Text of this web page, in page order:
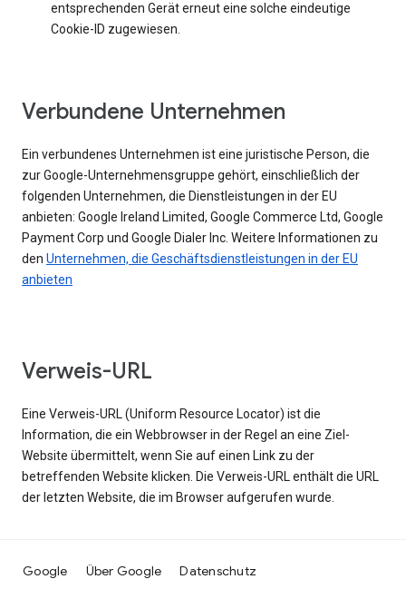
entsprechenden Gerät erneut eine solche eindeutige
Cookie-ID zugewiesen.
Verbundene Unternehmen
Ein verbundenes Unternehmen ist eine juristische Person, die
zur Google-Unternehmensgruppe gehört, einschließlich der
folgenden Unternehmen, die Dienstleistungen in der EU
anbieten: Google Ireland Limited, Google Commerce Ltd, Google
Payment Corp und Google Dialer Inc. Weitere Informationen zu
den Unternehmen, die Geschäftsdienstleistungen in der EU
anbieten
Verweis-URL
Eine Verweis-URL (Uniform Resource Locator) ist die
Information, die ein Webbrowser in der Regel an eine Ziel-
Website übermittelt, wenn Sie auf einen Link zu der
betreffenden Website klicken. Die Verweis-URL enthält die URL
der letzten Website, die im Browser aufgerufen wurde.
Google Über Google Datenschutz